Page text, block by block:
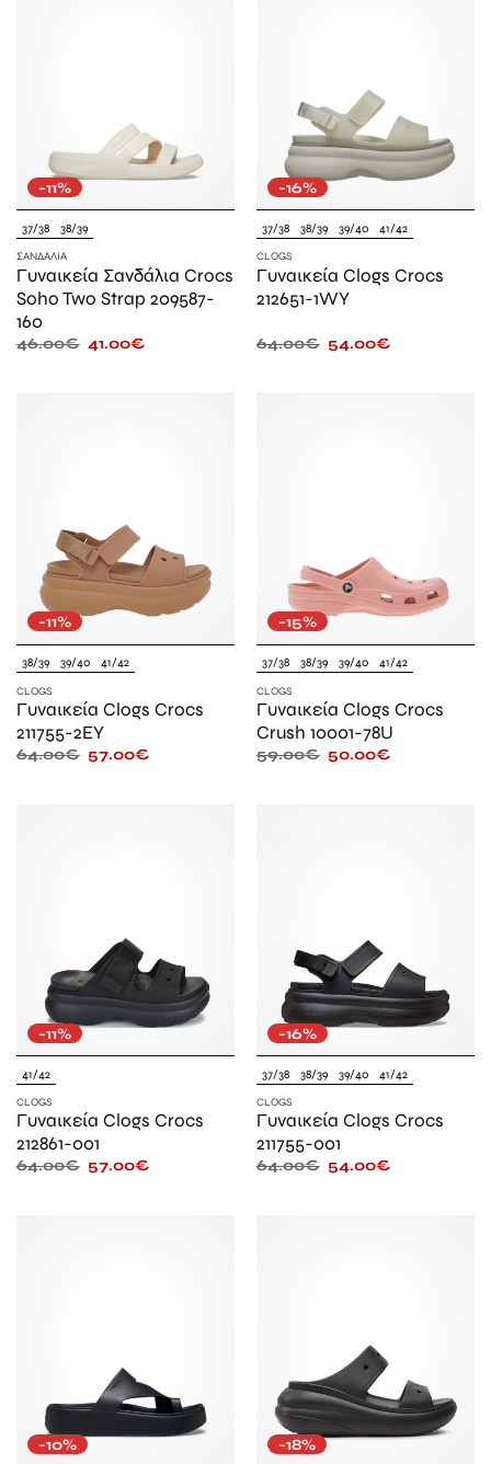
-11%
37/38 38/39
ΣΑΝΔΆΛΙΑ
Γυναικεία Σανδάλια Crocs
Soho Two Strap 209587-
160
46.00€ 41.00€
-16%
37/38 38/39 39/40 41/42
CLOGS
Γυναικεία Clogs Crocs
212651-1WY
64.00€ 54.00€
-11%
38/39 39/40 41/42
CLOGS
Γυναικεία Clogs Crocs
211755-2EY
64.00€ 57.00€
-15%
37/38 38/39 39/40 41/42
CLOGS
Γυναικεία Clogs Crocs
Crush 10001-78U
59.00€ 50.00€
-11%
41/42
CLOGS
Γυναικεία Clogs Crocs
212861-001
64.00€ 57.00€
-16%
37/38 38/39 39/40 41/42
CLOGS
Γυναικεία Clogs Crocs
211755-001
64.00€ 54.00€
-10% -18%